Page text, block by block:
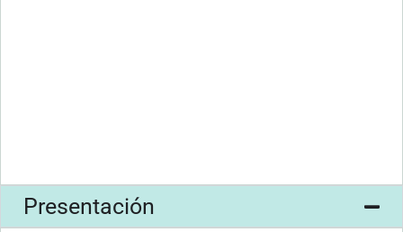
Presentación